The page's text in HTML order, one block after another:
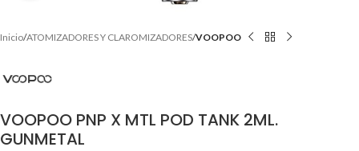
Inicio ATOMIZADORES Y CLAROMIZADORES VOOPOO
VOOPOO PNP X MTL POD TANK 2ML.
GUNMETAL